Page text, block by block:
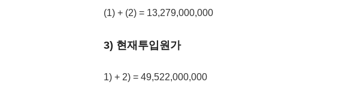
(1) + (2) = 13,279,000,000
3) 현재투입원가
1) + 2) = 49,522,000,000